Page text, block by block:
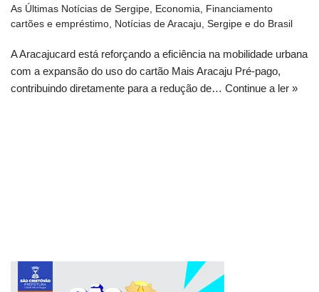
As Últimas Notícias de Sergipe
Economia
Financiamento
cartões e empréstimo
Notícias de Aracaju, Sergipe e do Brasil
A Aracajucard está reforçando a eficiência na mobilidade urbana
com a expansão do uso do cartão Mais Aracaju Pré-pago,
contribuindo diretamente para a redução de… Continue a ler »